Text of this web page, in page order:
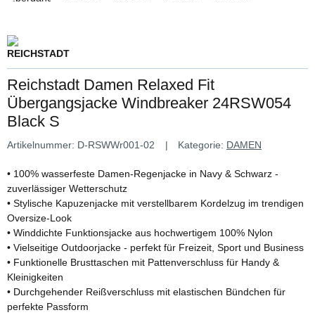
Reichstadt Damen Relaxed Fit
Übergangsjacke Windbreaker 24RSW054
Black S
Artikelnummer: D-RSWWr001-02 Kategorie: DAMEN
• 100% wasserfeste Damen-Regenjacke in Navy & Schwarz -
zuverlässiger Wetterschutz
• Stylische Kapuzenjacke mit verstellbarem Kordelzug im trendigen
Oversize-Look
• Winddichte Funktionsjacke aus hochwertigem 100% Nylon
• Vielseitige Outdoorjacke - perfekt für Freizeit, Sport und Business
• Funktionelle Brusttaschen mit Pattenverschluss für Handy &
Kleinigkeiten
• Durchgehender Reißverschluss mit elastischen Bündchen für
perfekte Passform